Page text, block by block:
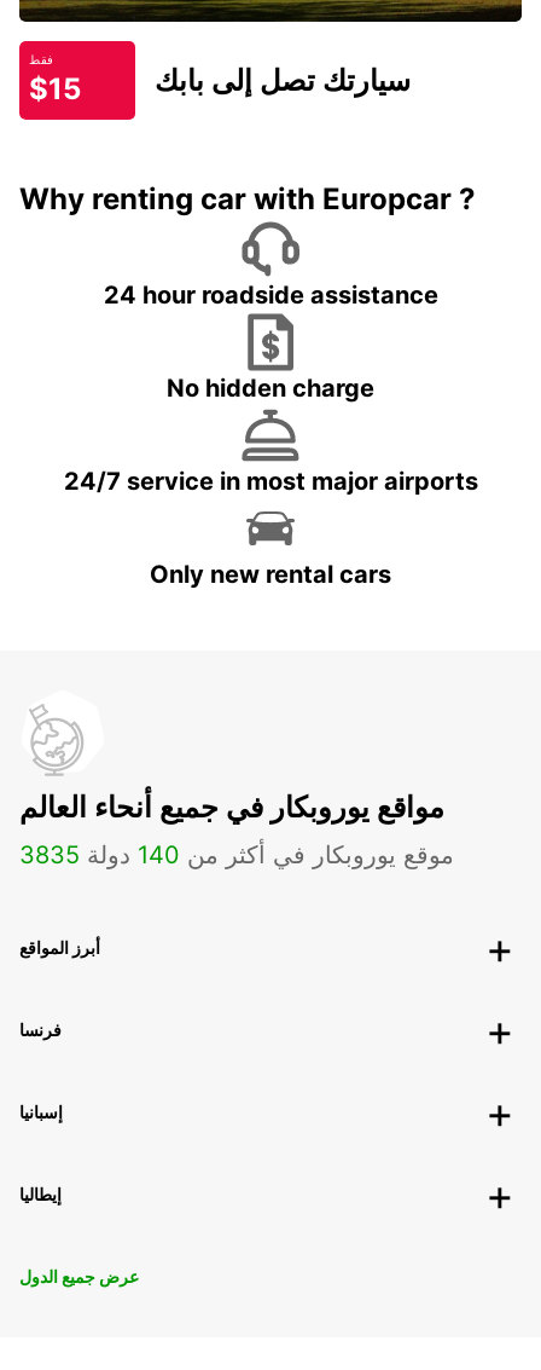
فقط
$15 سيارتك تصل إلى بابك
Why renting car with Europcar ?
24 hour roadside assistance
No hidden charge
24/7 service in most major airports
Only new rental cars
مواقع يوروبكار في جميع أنحاء العالم
3835 موقع يوروبكار في أكثر من 140 دولة
أبرز المواقع
فرنسا
إسبانيا
إيطاليا
عرض جميع الدول